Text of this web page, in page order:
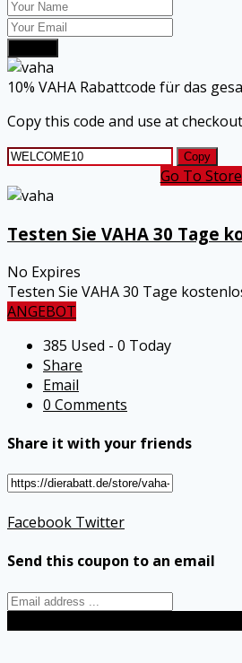
10% VAHA Rabattcode für das
Copy this code and use at checkout
Copy
Go To Store
Testen Sie VAHA 30 Tage
No Expires
Testen Sie VAHA 30 Tage
ANGEBOT
385 Used - 0 Today
Share
Email
0 Comments
Share it with your friends
Facebook Twitter
Send this coupon to an email